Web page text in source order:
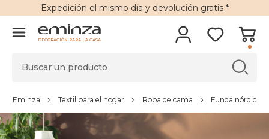
Expedición el mismo día y devolución gratis*
DECORACIÓN PARA LA CASA
Eminza Textil para el hogar Ropa de cama Funda nórdica